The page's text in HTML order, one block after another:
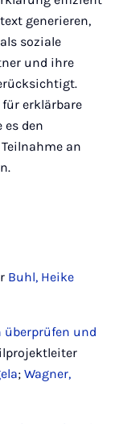
generieren,
soziale
und ihre
für erklärbare
es den
an
Buhl, Heike
überprüfen und
; Wagner,